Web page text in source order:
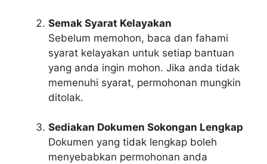
Semak Syarat Kelayakan
Sebelum memohon, baca dan fahami
syarat kelayakan untuk setiap bantuan
yang anda ingin mohon. Jika anda tidak
memenuhi syarat, permohonan mungkin
ditolak.
Sediakan Dokumen Sokongan Lengkap
Dokumen yang tidak lengkap boleh
menyebabkan permohonan anda